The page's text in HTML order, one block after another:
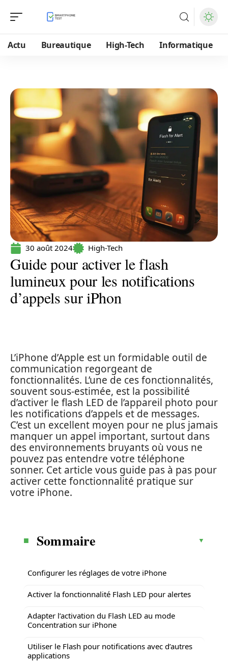
Actu Bureautique High-Tech Informatique
30 août 2024 High-Tech
Guide pour activer le flash
lumineux pour les notifications
d’appels sur iPhon
L’iPhone d’Apple est un formidable outil de
communication regorgeant de
fonctionnalités. L’une de ces fonctionnalités,
souvent sous-estimée, est la possibilité
d’activer le flash LED de l’appareil photo pour
les notifications d’appels et de messages.
C’est un excellent moyen pour ne plus jamais
manquer un appel important, surtout dans
des environnements bruyants où vous ne
pouvez pas entendre votre téléphone
sonner. Cet article vous guide pas à pas pour
activer cette fonctionnalité pratique sur
votre iPhone.
Sommaire
Configurer les réglages de votre iPhone
Activer la fonctionnalité Flash LED pour alertes
Adapter l’activation du Flash LED au mode
Concentration sur iPhone
Utiliser le Flash pour notifications avec d’autres
applications